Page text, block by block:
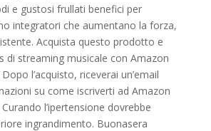
e gustosi frullati benefici per
integratori che aumentano la forza,
Acquista questo prodotto e
di streaming musicale con Amazon
l’acquisto, riceverai un’email
su come iscriverti ad Amazon
l’ipertensione dovrebbe
ingrandimento. Buonasera